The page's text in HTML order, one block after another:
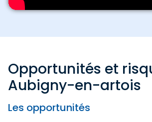
Opportunités et
Aubigny-en-artois
Les opportunités